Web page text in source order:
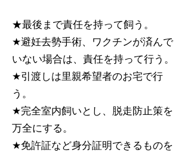
★最後まで責任を持って飼う。
★避妊去勢手術、ワクチンが済んで
いない場合は、責任を持って行う。
★引渡しは里親希望者のお宅で行
う。
★完全室内飼いとし、脱走防止策を
万全にする。
★免許証など身分証明できるものを